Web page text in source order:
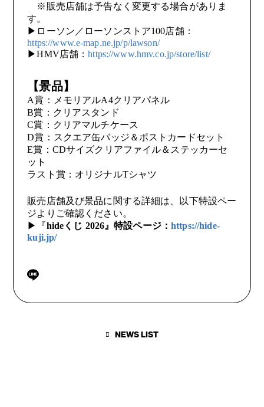
※販売店舗は予告なく変更する場合がありま
す。
▶ローソン／ローソンストア100店舗：
https://www.e-map.ne.jp/p/lawson/
▶HMV店舗：https://www.hmv.co.jp/store/list/
【景品】
A賞：メモリアルA4クリアパネル
B賞：クリアスタンド
C賞：クリアマルチケース
D賞：スクエア缶バッジ＆ポストカードセット
E賞：CDサイズクリアファイル＆ステッカーセ
ット
ラスト賞：オリジナルTシャツ
販売店舗及び景品に関する詳細は、以下特設ペー
ジよりご確認ください。
▶『hideくじ 2026』特設ページ：https://hide-
kuji.jp/
NEWS LIST